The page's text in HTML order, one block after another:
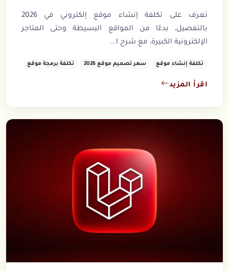
تعرف على تكلفة إنشاء موقع إلكتروني في 2026
بالتفصيل، بدءًا من المواقع البسيطة وحتى المتاجر
الإلكترونية الكبيرة، مع شرح ا...
تكلفة إنشاء موقع سعر تصميم موقع 2026 تكلفة برمجة موقع
اقرأ المزيد